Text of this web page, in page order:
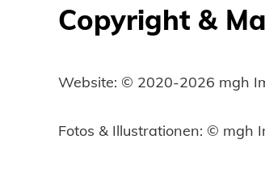
Copyright &
Website: © 2020-2026 mgh
Fotos & Illustrationen: © mgh